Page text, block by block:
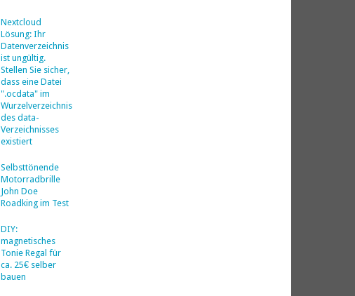
Nextcloud
Lösung: Ihr
Datenverzeichnis
ist ungültig.
Stellen Sie sicher,
dass eine Datei
".ocdata" im
Wurzelverzeichnis
des data-
Verzeichnisses
existiert
Selbsttönende
Motorradbrille
John Doe
Roadking im Test
DIY:
magnetisches
Tonie Regal für
ca. 25€ selber
bauen